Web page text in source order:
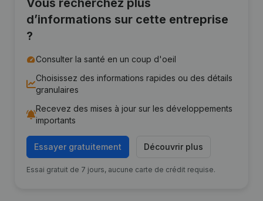
Vous recherchez plus
d’informations sur cette entreprise
?
Consulter la santé en un coup d'oeil
Choisissez des informations rapides ou des détails
granulaires
Recevez des mises à jour sur les développements
importants
Essayer gratuitement Découvrir plus
Essai gratuit de 7 jours, aucune carte de crédit requise.